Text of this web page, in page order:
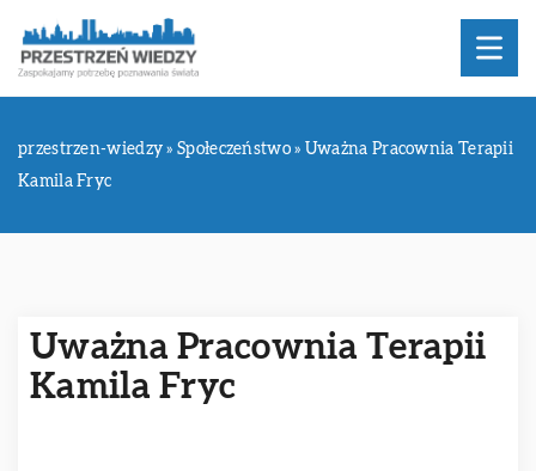
przestrzen-wiedzy »Społeczeństwo» Uważna Pracownia Terapii
Kamila Fryc
Uważna Pracownia Terapii
Kamila Fryc